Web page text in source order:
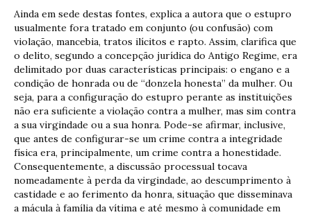
Ainda em sede destas fontes, explica a autora que o estupro
usualmente fora tratado em conjunto (ou confusão) com
violação, mancebia, tratos ilícitos e rapto. Assim, clarifica que
o delito, segundo a concepção jurídica do Antigo Regime, era
delimitado por duas características principais: o engano e a
condição de honrada ou de “donzela honesta” da mulher. Ou
seja, para a configuração do estupro perante as instituições
não era suficiente a violação contra a mulher, mas sim contra
a sua virgindade ou a sua honra. Pode-se afirmar, inclusive,
que antes de configurar-se um crime contra a integridade
física era, principalmente, um crime contra a honestidade.
Consequentemente, a discussão processual tocava
nomeadamente à perda da virgindade, ao descumprimento à
castidade e ao ferimento da honra, situação que disseminava
a mácula à família da vítima e até mesmo à comunidade em